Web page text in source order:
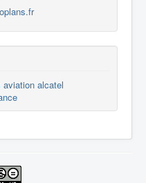
aviation alcatel